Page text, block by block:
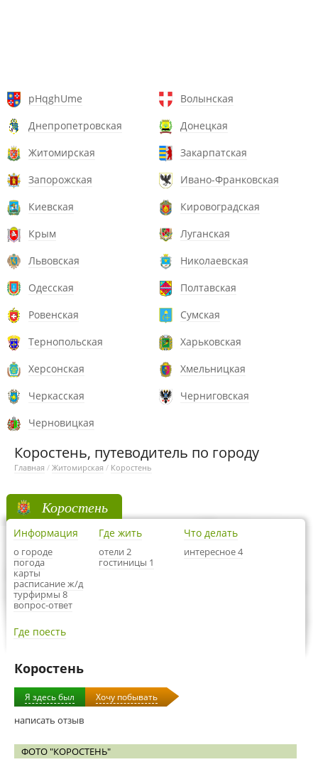
pHqghUme
Волынская
Днепропетровская
Донецкая
Житомирская
Закарпатская
Запорожская
Ивано-Франковская
Киевская
Кировоградская
Крым
Луганская
Львовская
Николаевская
Одесская
Полтавская
Ровенская
Сумская
Тернопольская
Харьковская
Херсонская
Хмельницкая
Черкасская
Черниговская
Черновицкая
Коростень, путеводитель по городу
Главная / Житомирская / Коростень
Коростень
Информация
о городе
погода
карты
расписание ж/д
турфирмы 8
вопрос-ответ
Где жить
отели 2
гостиницы 1
Что делать
интересное 4
Где поесть
Коростень
Я здесь был Хочу побывать
написать отзыв
ФОТО "КОРОСТЕНЬ"